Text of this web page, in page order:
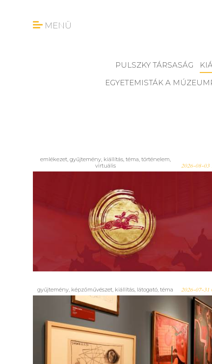
MENÜ
PULSZKY TÁRSASÁG
EGYETEMISTÁK A
emlékezet, gyűjtemény, kiállítás, téma, történelem,
virtuális
2026-08-03
Aki nem látta, most megteheti,
aki látta, újra átélheti – Megnyílt
a virtuális Attila kiállítás
gyűjtemény, képzőművészet, kiállítás, látogató,téma 2026-07-31
Tízezer látogatónál jár a
szegedi Drága barátom, Picasso
című kiállítás